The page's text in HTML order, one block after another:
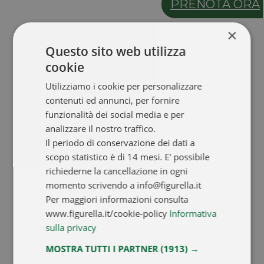
PRENOTA ORA
×
Questo sito web utilizza
cookie
Utilizziamo i cookie per personalizzare
contenuti ed annunci, per fornire
funzionalità dei social media e per
analizzare il nostro traffico.
Il periodo di conservazione dei dati a
scopo statistico è di 14 mesi. E' possibile
richiederne la cancellazione in ogni
momento scrivendo a info@figurella.it
Per maggiori informazioni consulta
www.figurella.it/cookie-policy Informativa
sulla privacy
MOSTRA TUTTI I PARTNER(1913) →